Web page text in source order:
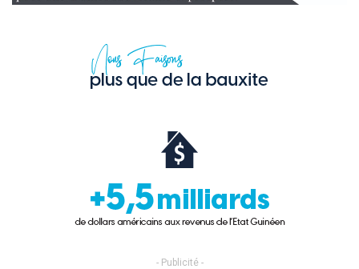
- Publicité -